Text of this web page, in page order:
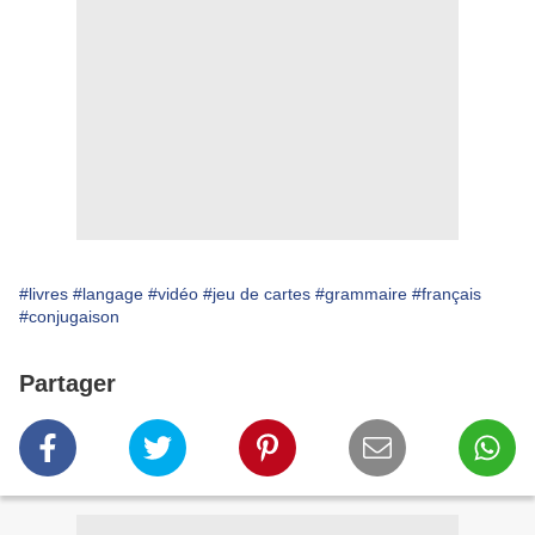
#livres #langage #vidéo #jeu de cartes #grammaire #français
#conjugaison
Partager